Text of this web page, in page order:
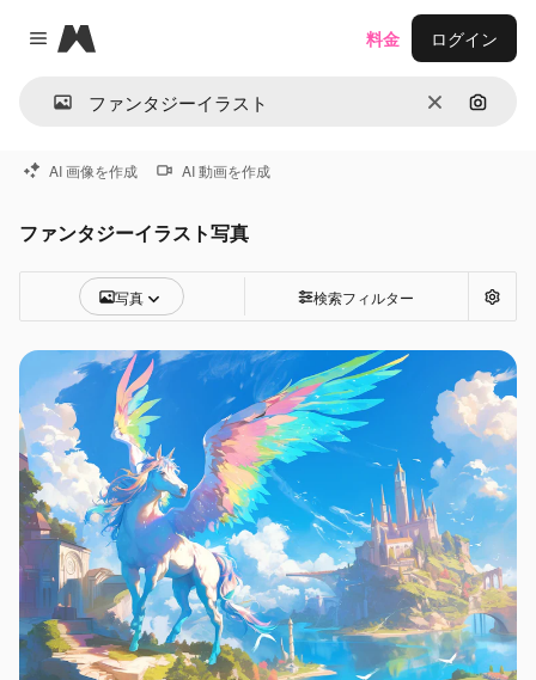
Close menu
Magnific
消去 画像で
料金 ログイン
AI 画像を作成 AI 動画を作成
ファンタジーイラスト写真
写真 検索フィルター